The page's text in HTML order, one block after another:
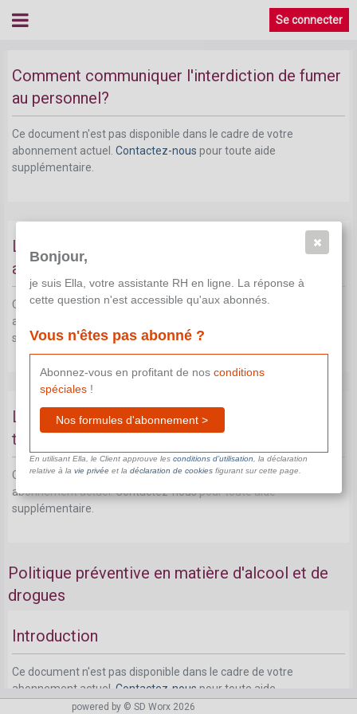
Se connecter
Comment communiquer l'interdiction de fumer
au personnel?
Ce document n'est pas disponible dans le cadre de votre
abonnement actuel. Contactez-nous pour toute aide
supplémentaire.
L'employeur doit-il aider ses travailleurs à
arrêter de fumer?
Ce document n'est pas disponible dans le cadre de votre
abonnement actuel.
supplémentaire.
L'employeur peut-il accorder une prime au
travailleur qui arrête de fumer?
Ce document n'est pas disponible dans le cadre de votre
abonnement actuel.Contactez-nouspour toute aide
supplémentaire.
Politique préventive en matière d'alcool et de
drogues
Introduction
Ce document n'est pas disponible dans le cadre de votre
abonnement actuel. Contactez-nous pour toute aide
supplémentaire.powered by © SD Worx 2026
Bonjour,
je suis Ella, votre assistante RH en ligne. La réponse à
cette question n'est accessible qu'aux abonnés.
Vous n'êtes pas abonné ?
Abonnez-vous en profitant de nos conditions
spéciales!
Nos formules d'abonnement >
En utilisant Ella, le Client approuve les conditions d’utilisation , la déclaration
relative à la vie privéeet la déclaration de cookiesfigurant sur cette page.